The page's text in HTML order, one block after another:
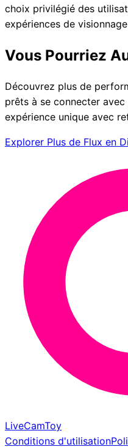
choix privilégié des
expériences de
Vous Pourriez
Découvrez plus de
prêts à se connecter
expérience unique avec
Explorer Plus de Flux en
LiveCamToy
Conditions d'utilisation